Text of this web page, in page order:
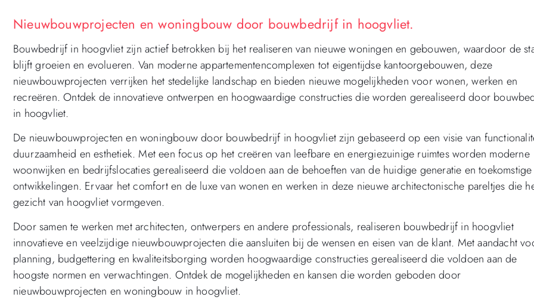
Nieuwbouwprojecten en woningbouw door bouwbedrijf in hoogvliet.
Bouwbedrijf in hoogvliet zijn actief betrokken bij het realiseren van nieuwe woningen en gebouwen, waardoor de
blijft groeien en evolueren. Van moderne appartementencomplexen tot eigentijdse kantoorgebouwen, deze
nieuwbouwprojecten verrijken het stedelijke landschap en bieden nieuwe mogelijkheden voor wonen, werken en
recreëren. Ontdek de innovatieve ontwerpen en hoogwaardige constructies die worden gerealiseerd door
in hoogvliet.
De nieuwbouwprojecten en woningbouw door bouwbedrijf in hoogvliet zijn gebaseerd op een visie van
duurzaamheid en esthetiek. Met een focus op het creëren van leefbare en energiezuinige ruimtes worden moderne
woonwijken en bedrijfslocaties gerealiseerd die voldoen aan de behoeften van de huidige generatie en toekomstige
ontwikkelingen. Ervaar het comfort en de luxe van wonen en werken in deze nieuwe architectonische pareltjes die
gezicht van hoogvliet vormgeven.
Door samen te werken met architecten, ontwerpers en andere professionals, realiseren bouwbedrijf in hoogvliet
innovatieve en veelzijdige nieuwbouwprojecten die aansluiten bij de wensen en eisen van de klant. Met aandacht
planning, budgettering en kwaliteitsborging worden hoogwaardige constructies gerealiseerd die voldoen aan de
hoogste normen en verwachtingen. Ontdek de mogelijkheden en kansen die worden geboden door
nieuwbouwprojecten en woningbouw in hoogvliet.